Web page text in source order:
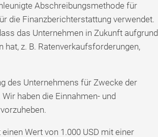
Abschreibungsmethode für
die Finanzberichterstattung verwendet.
das Unternehmen in Zukunft aufgrund
z. B. Ratenverkaufsforderungen,
des Unternehmens für Zwecke der
haben die Einnahmen- und
Wert von 1.000 USD mit einer